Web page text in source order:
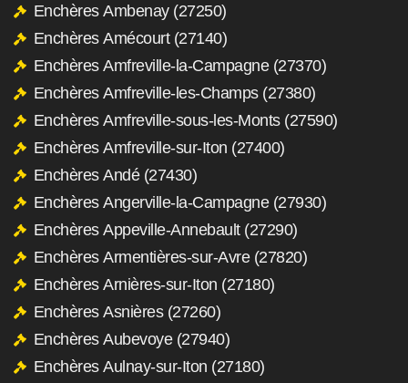
Enchères Ambenay (27250)
Enchères Amécourt (27140)
Enchères Amfreville-la-Campagne (27370)
Enchères Amfreville-les-Champs (27380)
Enchères Amfreville-sous-les-Monts (27590)
Enchères Amfreville-sur-Iton (27400)
Enchères Andé (27430)
Enchères Angerville-la-Campagne (27930)
Enchères Appeville-Annebault (27290)
Enchères Armentières-sur-Avre (27820)
Enchères Arnières-sur-Iton (27180)
Enchères Asnières (27260)
Enchères Aubevoye (27940)
Enchères Aulnay-sur-Iton (27180)